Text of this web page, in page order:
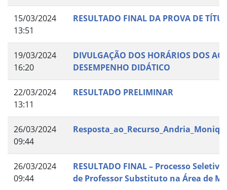
15/03/2024
13:51
RESULTADO FINAL DA PROVA DE
19/03/2024
16:20
DIVULGAÇÃO DOS HORÁRIOS DOS
DESEMPENHO DIDÁTICO
22/03/2024
13:11
RESULTADO PRELIMINAR
26/03/2024
09:44
26/03/2024
09:44
RESULTADO FINAL – Processo
de Professor Substituto na Área de